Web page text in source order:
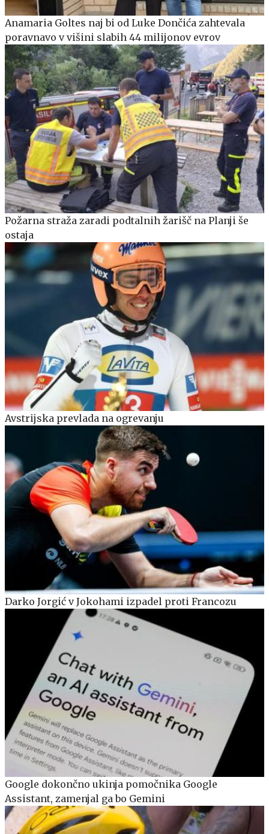
Anamaria Goltes naj bi od Luke Dončića zahtevala
poravnavo v višini slabih 44 milijonov evrov
Požarna straža zaradi podtalnih žarišč na Planji še
ostaja
Avstrijska prevlada na ogrevanju
Darko Jorgić v Jokohami izpadel proti Francozu
Google dokončno ukinja pomočnika Google
Assistant, zamenjal ga bo Gemini